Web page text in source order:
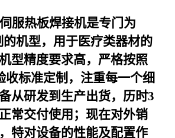
服热板焊接机是专门为
机型，用于医疗类器材的
型精度要求高，严格按照
收标准定制，注重每一个细
从研发到生产出货，历时3
常交付使用；现在对外销
特对设备的性能及配置作